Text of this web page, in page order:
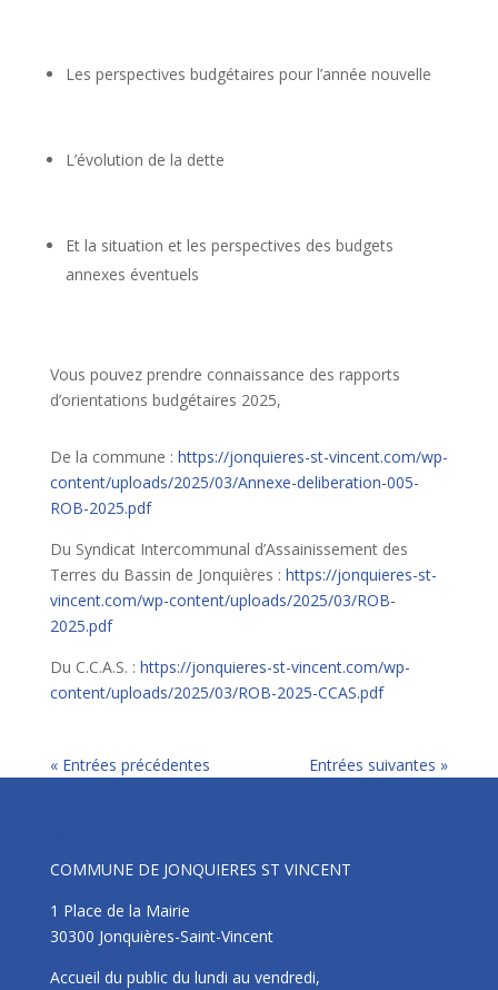
Les perspectives budgétaires pour l’année nouvelle
L’évolution de la dette
Et la situation et les perspectives des budgets
annexes éventuels
Vous pouvez prendre connaissance des rapports
d’orientations budgétaires 2025,
De la commune : https://jonquieres-st-vincent.com/wp-
content/uploads/2025/03/Annexe-deliberation-005-
ROB-2025.pdf
Du Syndicat Intercommunal d’Assainissement des
Terres du Bassin de Jonquières : https://jonquieres-st-
vincent.com/wp-content/uploads/2025/03/ROB-
2025.pdf
Du C.C.A.S. : https://jonquieres-st-vincent.com/wp-
content/uploads/2025/03/ROB-2025-CCAS.pdf
« Entrées précédentes Entrées suivantes »
COMMUNE DE JONQUIERES ST VINCENT
1 Place de la Mairie
30300 Jonquières-Saint-Vincent
Accueil du public du lundi au vendredi,